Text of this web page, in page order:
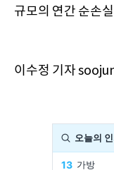
규모의 연간 순손
이수정 기자